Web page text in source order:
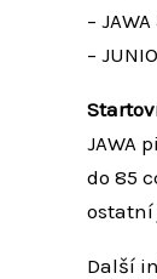
–
–
JAWA
do
Další